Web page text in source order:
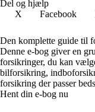
Del og hjælp
X
Facebook
Den komplette guide til
Denne e-bog giver en
forsikringer, du kan
bilforsikring,
forsikring der passer
Hent din e-bog nu